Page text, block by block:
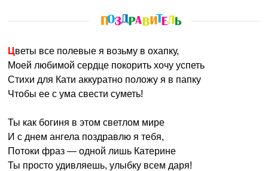
Цветы все полевые я возьму в охапку,
Моей любимой сердце покорить хочу успеть
Стихи для Кати аккуратно положу я в папку
Чтобы ее с ума свести суметь!
Ты как богиня в этом светлом мире
И с днем ангела поздравлю я тебя,
Потоки фраз — одной лишь Катерине
Ты просто удивляешь, улыбку всем даря!